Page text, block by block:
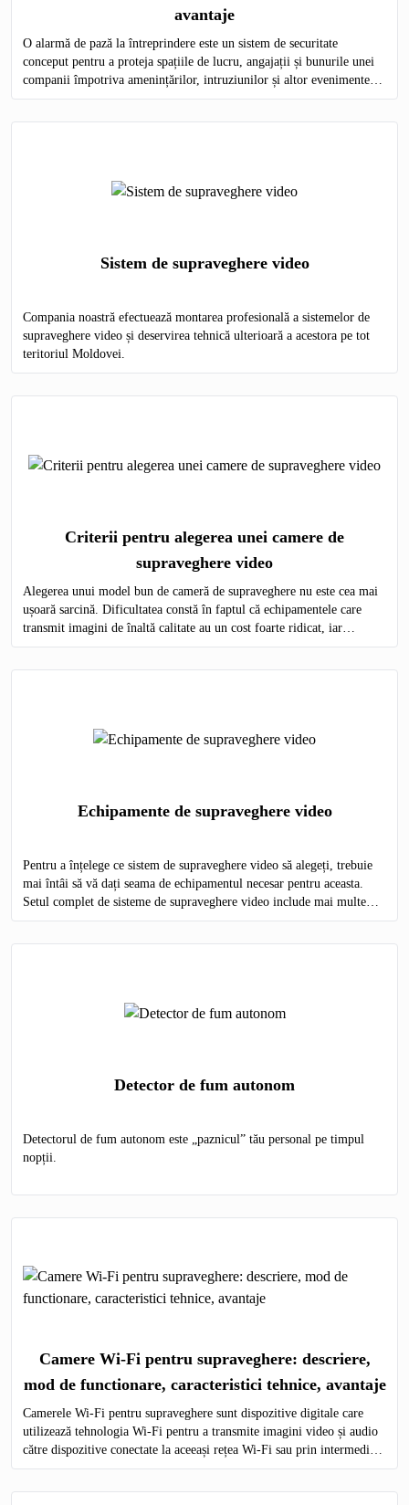
avantaje
O alarmă de pază la întreprindere este un sistem de securitate
conceput pentru a proteja spațiile de lucru, angajații și bunurile unei
companii împotriva amenințărilor, intruziunilor și altor evenimente
nedorite.
Sistem de supraveghere video
Compania noastră efectuează montarea profesională a sistemelor de
supraveghere video și deservirea tehnică ulterioară a acestora pe tot
teritoriul Moldovei.
Criterii pentru alegerea unei camere de
supraveghere video
Alegerea unui model bun de cameră de supraveghere nu este cea mai
ușoară sarcină. Dificultatea constă în faptul că echipamentele care
transmit imagini de înaltă calitate au un cost foarte ridicat, iar
modelele ieftine nu sunt capabile să ofere o imagine detaliată.
Echipamente de supraveghere video
Pentru a înțelege ce sistem de supraveghere video să alegeți, trebuie
mai întâi să vă dați seama de echipamentul necesar pentru aceasta.
Setul complet de sisteme de supraveghere video include mai multe
elemente obligatorii:
Detector de fum autonom
Detectorul de fum autonom este „paznicul” tău personal pe timpul
nopții.
Camere Wi-Fi pentru supraveghere: descriere,
mod de functionare, caracteristici tehnice, avantaje
Camerele Wi-Fi pentru supraveghere sunt dispozitive digitale care
utilizează tehnologia Wi-Fi pentru a transmite imagini video și audio
către dispozitive conectate la aceeași rețea Wi-Fi sau prin intermediul
internetului.